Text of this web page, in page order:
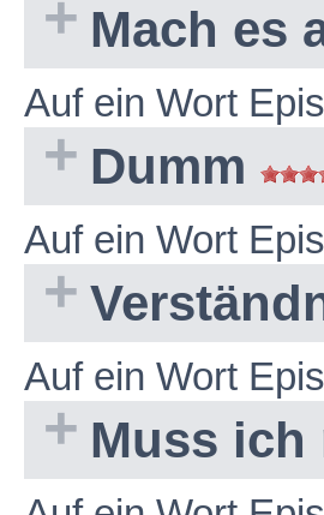
Mach es
Auf ein Wort
Dumm
Auf ein Wort
Auf ein Wort
Muss